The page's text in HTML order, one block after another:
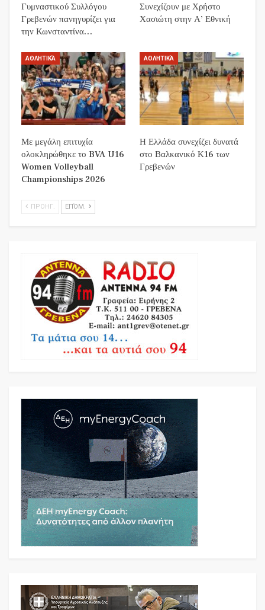
Γυμναστικού Συλλόγου
Γρεβενών πανηγυρίζει για
την Κωνσταντίνα…
Συνεχίζουν με Χρήστο
Χασιώτη στην Α’ Εθνική
ΑΘΛΗΤΙΚΆ
Με μεγάλη επιτυχία
ολοκληρώθηκε το BVA U16
Women Volleyball
Championships 2026
ΑΘΛΗΤΙΚΆ
Η Ελλάδα συνεχίζει δυνατά
στο Βαλκανικό Κ16 των
Γρεβενών
ΠΡΟΗΓ. ΕΠΌΜ.